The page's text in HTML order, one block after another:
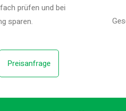
prüfen und bei
sparen.
Preisanfrage